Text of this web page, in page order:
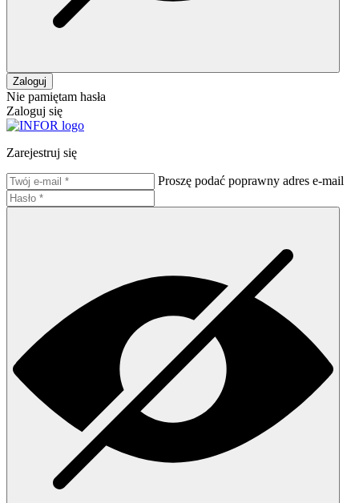
Zaloguj
Nie pamiętam hasła
Zaloguj się
Zarejestruj się
Proszę podać poprawny adres e-mail